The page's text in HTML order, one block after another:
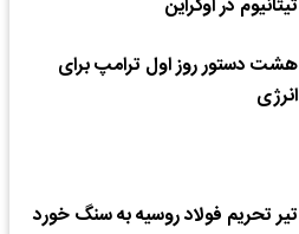
تیتانیوم در اوکراین
هشت دستور روز اول ترامپ برای
انرژی
تیر تحریم فولاد روسیه به سنگ خورد